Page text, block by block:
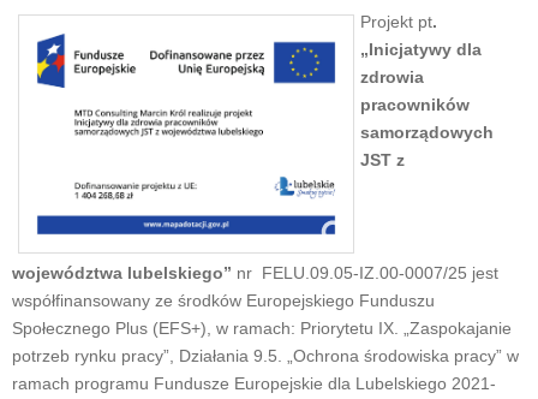
Projekt pt.
„Inicjatywy dla
zdrowia
pracowników
samorządowych
JST z
województwa lubelskiego” nr FELU.09.05-IZ.00-0007/25 jest
współfinansowany ze środków Europejskiego Funduszu
Społecznego Plus (EFS+), w ramach: Priorytetu IX. „Zaspokajanie
potrzeb rynku pracy”, Działania 9.5. „Ochrona środowiska pracy” w
ramach programu Fundusze Europejskie dla Lubelskiego 2021-